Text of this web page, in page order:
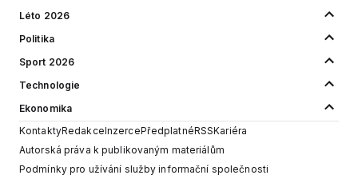
Léto 2026
Politika
Sport 2026
Technologie
Ekonomika
KontaktyRedakceInzercePředplatnéRSSKariéra
Autorská práva k publikovaným materiálům
Podmínky pro užívání služby informační společnosti